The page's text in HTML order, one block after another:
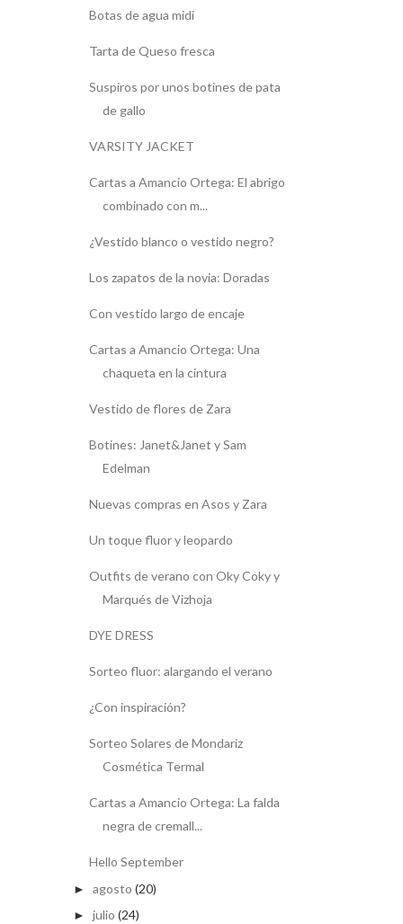
Botas de agua midi
Tarta de Queso fresca
Suspiros por unos botines de pata
de gallo
VARSITY JACKET
Cartas a Amancio Ortega: El abrigo
combinado con m...
¿Vestido blanco o vestido negro?
Los zapatos de la novia: Doradas
Con vestido largo de encaje
Cartas a Amancio Ortega: Una
chaqueta en la cintura
Vestido de flores de Zara
Botines: Janet&Janet y Sam
Edelman
Nuevas compras en Asos y Zara
Un toque fluor y leopardo
Outfits de verano con Oky Coky y
Marqués de Vizhoja
DYE DRESS
Sorteo fluor: alargando el verano
¿Con inspiración?
Sorteo Solares de Mondariz
Cosmética Termal
Cartas a Amancio Ortega: La falda
negra de cremall...
Hello September
► agosto (20)
► julio (24)